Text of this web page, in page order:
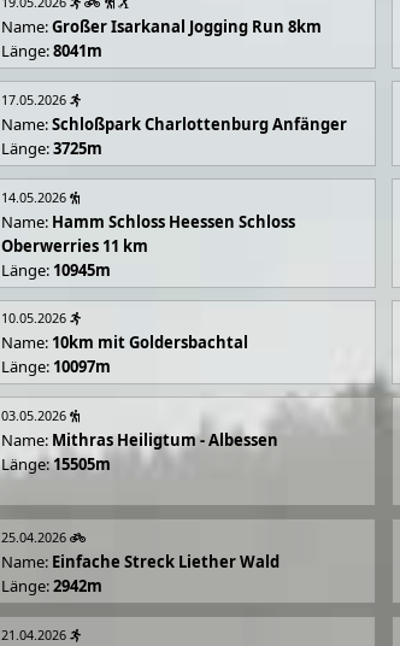
Name:Großer Isarkanal Jogging Run 8km
Länge:8041m
17.05.2026
Name:Schloßpark Charlottenburg Anfänger
Länge:3725m
14.05.2026
Name: Hamm Schloss Heessen Schloss
Oberwerries 11 km
Länge: 10945m
10.05.2026
Name: 10km mit Goldersbachtal
Länge: 10097m
03.05.2026
Name: Mithras Heiligtum - Albessen
Länge:15505m
25.04.2026
Name: Einfache Streck Liether Wald
Länge:2942m
21.04.2026